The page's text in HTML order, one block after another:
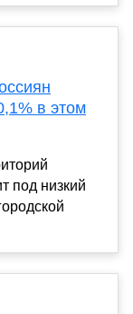
в этом
под низкий